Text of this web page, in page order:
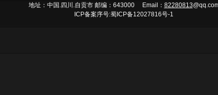
地址：中国.四川.自贡市 邮编：643000 Email： 82280813
ICP备案序号:蜀ICP备12027816号-1